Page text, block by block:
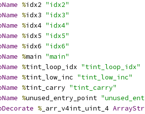
%idx2 "idx2"
%idx3 "idx3"
%idx4 "idx4"
%idx5 "idx5"
%idx6 "idx6"
%main "main"
%tint_loop_idx "tint_loop_idx"
%tint_low_inc "tint_low_inc"
%tint_carry "tint_carry"
%unused_entry_point
% _arr_v4int_uint_4